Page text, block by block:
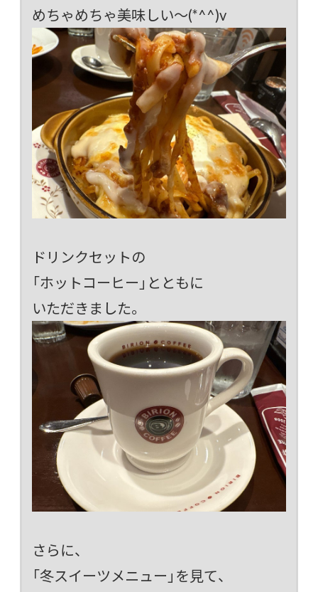
めちゃめちゃ美味しい～(*^^)v
ドリンクセットの
「ホットコーヒー」とともに
いただきました。
さらに、
「冬スイーツメニュー」を見て、